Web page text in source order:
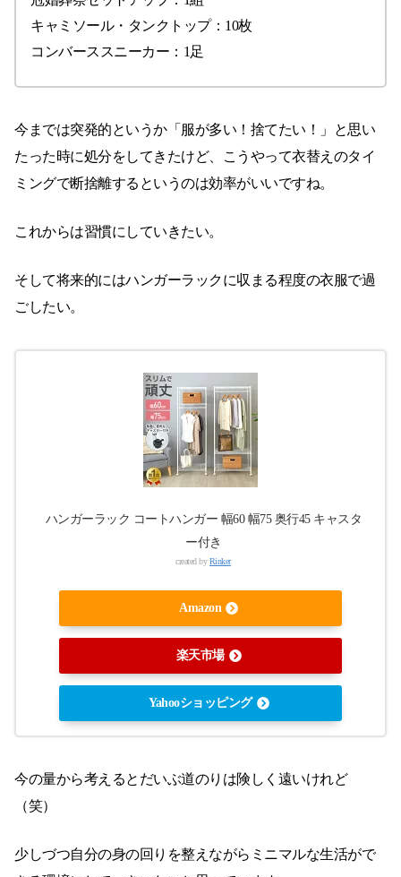
キャミソール・タンクトップ：10枚
コンバーススニーカー：1足
今までは突発的というか「服が多い！捨てたい！」と思い
たった時に処分をしてきたけど、こうやって衣替えのタイ
ミングで断捨離するというのは効率がいいですね。
これからは習慣にしていきたい。
そして将来的にはハンガーラックに収まる程度の衣服で過
ごしたい。
ハンガーラック コートハンガー 幅60 幅75 奥行45 キャスタ
ー付き
created byRinker
Amazon
楽天市場
Yahooショッピング
今の量から考えるとだいぶ道のりは険しく遠いけれど
（笑）
少しづつ自分の身の回りを整えながらミニマルな生活がで